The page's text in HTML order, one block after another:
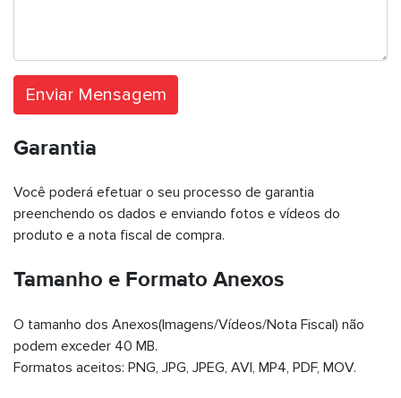
Enviar Mensagem
Garantia
Você poderá efetuar o seu processo de garantia
preenchendo os dados e enviando fotos e vídeos do
produto e a nota fiscal de compra.
Tamanho e Formato Anexos
O tamanho dos Anexos(Imagens/Vídeos/Nota Fiscal) não
podem exceder 40 MB.
Formatos aceitos: PNG, JPG, JPEG, AVI, MP4, PDF, MOV.